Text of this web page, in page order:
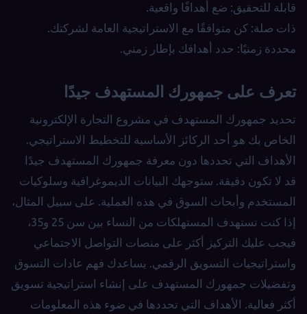
قابلة للتحقيق: ضع أهدافًا واقعية.
ذات صلة: كن متوافقًا مع الاستراتيجية العامة لشركتك.
محددة زمنيًا: حدد أهدافك بإطار زمني.
تعرف على جمهورك المستهدف جيدًا
تحديد جمهورك المستهدف في مشروع التجارة الإلكترونية
الخاص بك هو أحد الركائز الأساسية للتخطيط الاستراتيجي.
الأهداف التي تحددها دون معرفة جمهورك المستهدف جيدًا
قد لا تكون دقيقة. ستوجهك البيانات الديموغرافية وسلوكيات
المستخدم وأبحاث السوق في هذه العملية. على سبيل المثال،
إذا كنت تستهدف المستهلكات من النساء بين سن 25 و35،
فيجب عليك التركيز أكثر على منصات التواصل الاجتماعي
واستراتيجيات التسويق الرقمي. يساعدك فهم عادات التسوق
وتفضيلات جمهورك المستهدف على إنشاء استراتيجية تسويق
أكثر فعالية. الأهداف التي تحددها في ضوء هذه المعلومات